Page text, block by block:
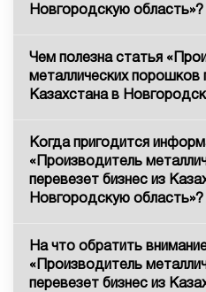
Новгородскую область»?
Чем полезна статья
металлических порошков
Казахстана в
Когда пригодится
«Производитель
перевезет бизнес из
Новгородскую область»?
На что обратить
«Производитель
перевезет бизнес из